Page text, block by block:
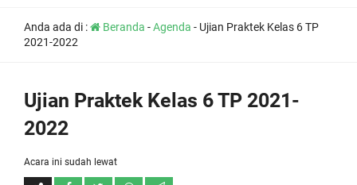
Anda ada di : Beranda -Agenda - Ujian Praktek Kelas 6 TP
2021-2022
Ujian Praktek Kelas 6 TP 2021-
2022
Acara ini sudah lewat